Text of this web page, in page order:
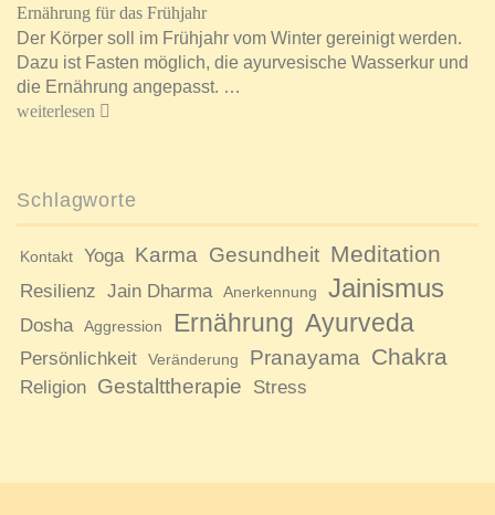
Ernährung für das Frühjahr
Der Körper soll im Frühjahr vom Winter gereinigt werden.
Dazu ist Fasten möglich, die ayurvesische Wasserkur und
die Ernährung angepasst. …
weiterlesen
Schlagworte
Kontakt Yoga Karma Gesundheit Meditation
Resilienz Jain Dharma Anerkennung Jainismus
Dosha Aggression Ernährung Ayurveda
Persönlichkeit Veränderung Pranayama Chakra
Religion Gestalttherapie Stress